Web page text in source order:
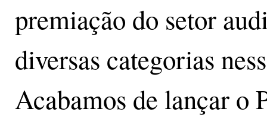
premiação do setor
diversas categorias
Acabamos de lançar o